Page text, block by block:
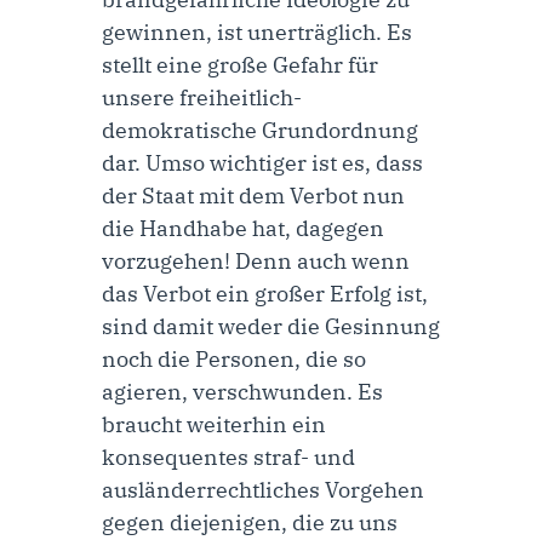
gewinnen, ist unerträglich. Es
stellt eine große Gefahr für
unsere freiheitlich-
demokratische Grundordnung
dar. Umso wichtiger ist es, dass
der Staat mit dem Verbot nun
die Handhabe hat, dagegen
vorzugehen! Denn auch wenn
das Verbot ein großer Erfolg ist,
sind damit weder die Gesinnung
noch die Personen, die so
agieren, verschwunden. Es
braucht weiterhin ein
konsequentes straf- und
ausländerrechtliches Vorgehen
gegen diejenigen, die zu uns